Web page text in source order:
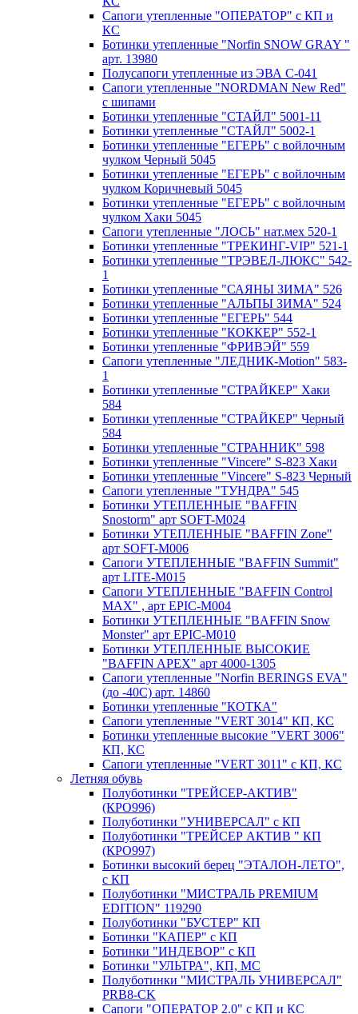
Сапоги утепленные "ОПЕРАТОР" с КП и
КС
Ботинки утепленные "Norfin SNOW GRAY "
арт. 13980
Полусапоги утепленные из ЭВА С-041
Сапоги утепленные "NORDMAN New Red"
с шипами
Ботинки утепленные "СТАЙЛ" 5001-11
Ботинки утепленные "СТАЙЛ" 5002-1
Ботинки утепленные "ЕГЕРЬ" с войлочным
чулком Черный 5045
Ботинки утепленные "ЕГЕРЬ" с войлочным
чулком Коричневый 5045
Ботинки утепленные "ЕГЕРЬ" с войлочным
чулком Хаки 5045
Сапоги утепленные "ЛОСЬ" нат.мех 520-1
Ботинки утепленные "ТРЕКИНГ-VIP" 521-1
Ботинки утепленные "ТРЭВЕЛ-ЛЮКС" 542-
1
Ботинки утепленные "САЯНЫ ЗИМА" 526
Ботинки утепленные "АЛЬПЫ ЗИМА" 524
Ботинки утепленные "ЕГЕРЬ" 544
Ботинки утепленные "КОККЕР" 552-1
Ботинки утепленные "ФРИВЭЙ" 559
Сапоги утепленные "ЛЕДНИК-Motion" 583-
1
Ботинки утепленные "СТРАЙКЕР" Хаки
584
Ботинки утепленные "СТРАЙКЕР" Черный
584
Ботинки утепленные "СТРАННИК" 598
Ботинки утепленные "Vincere" S-823 Хаки
Ботинки утепленные "Vincere" S-823 Черный
Сапоги утепленные "ТУНДРА" 545
Ботинки УТЕПЛЕННЫЕ "BAFFIN
Snostorm" арт SOFT-M024
Ботинки УТЕПЛЕННЫЕ "BAFFIN Zone"
арт SOFT-M006
Сапоги УТЕПЛЕННЫЕ "BAFFIN Summit"
арт LITE-M015
Сапоги УТЕПЛЕННЫЕ "BAFFIN Control
MAX" , арт EPIC-M004
Ботинки УТЕПЛЕННЫЕ "BAFFIN Snow
Monster" арт EPIC-M010
Ботинки УТЕПЛЕННЫЕ ВЫСОКИЕ
"BAFFIN APEX" арт 4000-1305
Сапоги утепленные "Norfin BERINGS EVA"
(до -40С) арт. 14860
Ботинки утепленные "КОТКА"
Сапоги утепленные "VERT 3014" КП, КС
Ботинки утепленные высокие "VERT 3006"
КП, КС
Сапоги утепленные "VERT 3011" с КП, КС
Летняя обувь
Полуботинки "ТРЕЙСЕР-АКТИВ"
(КРО996)
Полуботинки "УНИВЕРСАЛ" с КП
Полуботинки "ТРЕЙСЕР АКТИВ " КП
(КРО997)
Ботинки высокий берец "ЭТАЛОН-ЛЕТО",
с КП
Полуботинки "МИСТРАЛЬ PREMIUM
EDITION" 119290
Полуботинки "БУСТЕР" КП
Ботинки "КАПЕР" с КП
Ботинки "ИНДЕВОР" с КП
Ботинки "УЛЬТРА", КП, МС
Полуботинки "МИСТРАЛЬ УНИВЕРСАЛ"
PRB8-CK
Сапоги "ОПЕРАТОР 2.0" с КП и КС